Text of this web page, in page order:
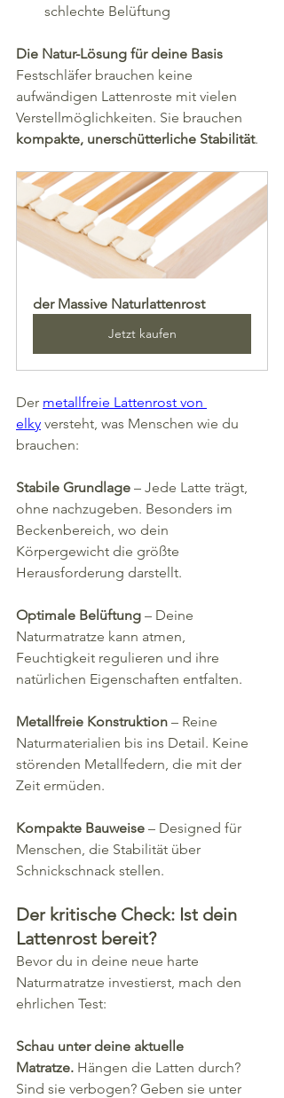
schlechte Belüftung
Die Natur-Lösung für deine Basis
Festschläfer brauchen keine
aufwändigen Lattenroste mit vielen
Verstellmöglichkeiten. Sie brauchen
kompakte, unerschütterliche Stabilität.
der Massive Naturlattenrost
Jetzt kaufen
Der metallfreie Lattenrost von
elky versteht, was Menschen wie du
brauchen:
Stabile Grundlage – Jede Latte trägt,
ohne nachzugeben. Besonders im
Beckenbereich, wo dein
Körpergewicht die größte
Herausforderung darstellt.
Optimale Belüftung – Deine
Naturmatratze kann atmen,
Feuchtigkeit regulieren und ihre
natürlichen Eigenschaften entfalten.
Metallfreie Konstruktion – Reine
Naturmaterialien bis ins Detail. Keine
störenden Metallfedern, die mit der
Zeit ermüden.
Kompakte Bauweise – Designed für
Menschen, die Stabilität über
Schnickschnack stellen.
Der kritische Check: Ist dein
Lattenrost bereit?
Bevor du in deine neue harte
Naturmatratze investierst, mach den
ehrlichen Test:
Schau unter deine aktuelle
Matratze. Hängen die Latten durch?
Sind sie verbogen? Geben sie unter